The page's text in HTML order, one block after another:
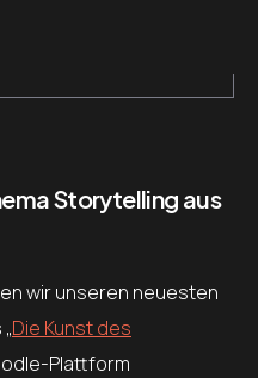
Storytelling aus
wir unseren neuesten
Die Kunst des
Plattform